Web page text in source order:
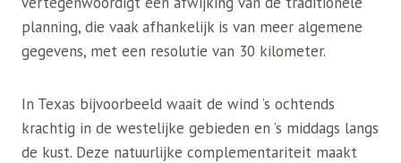
planning, die vaak afhankelijk is van meer algemene
gegevens, met een resolutie van 30 kilometer.
In Texas bijvoorbeeld waait de wind ’s ochtends
krachtig in de westelijke gebieden en ’s middags langs
de kust. Deze natuurlijke complementariteit maakt